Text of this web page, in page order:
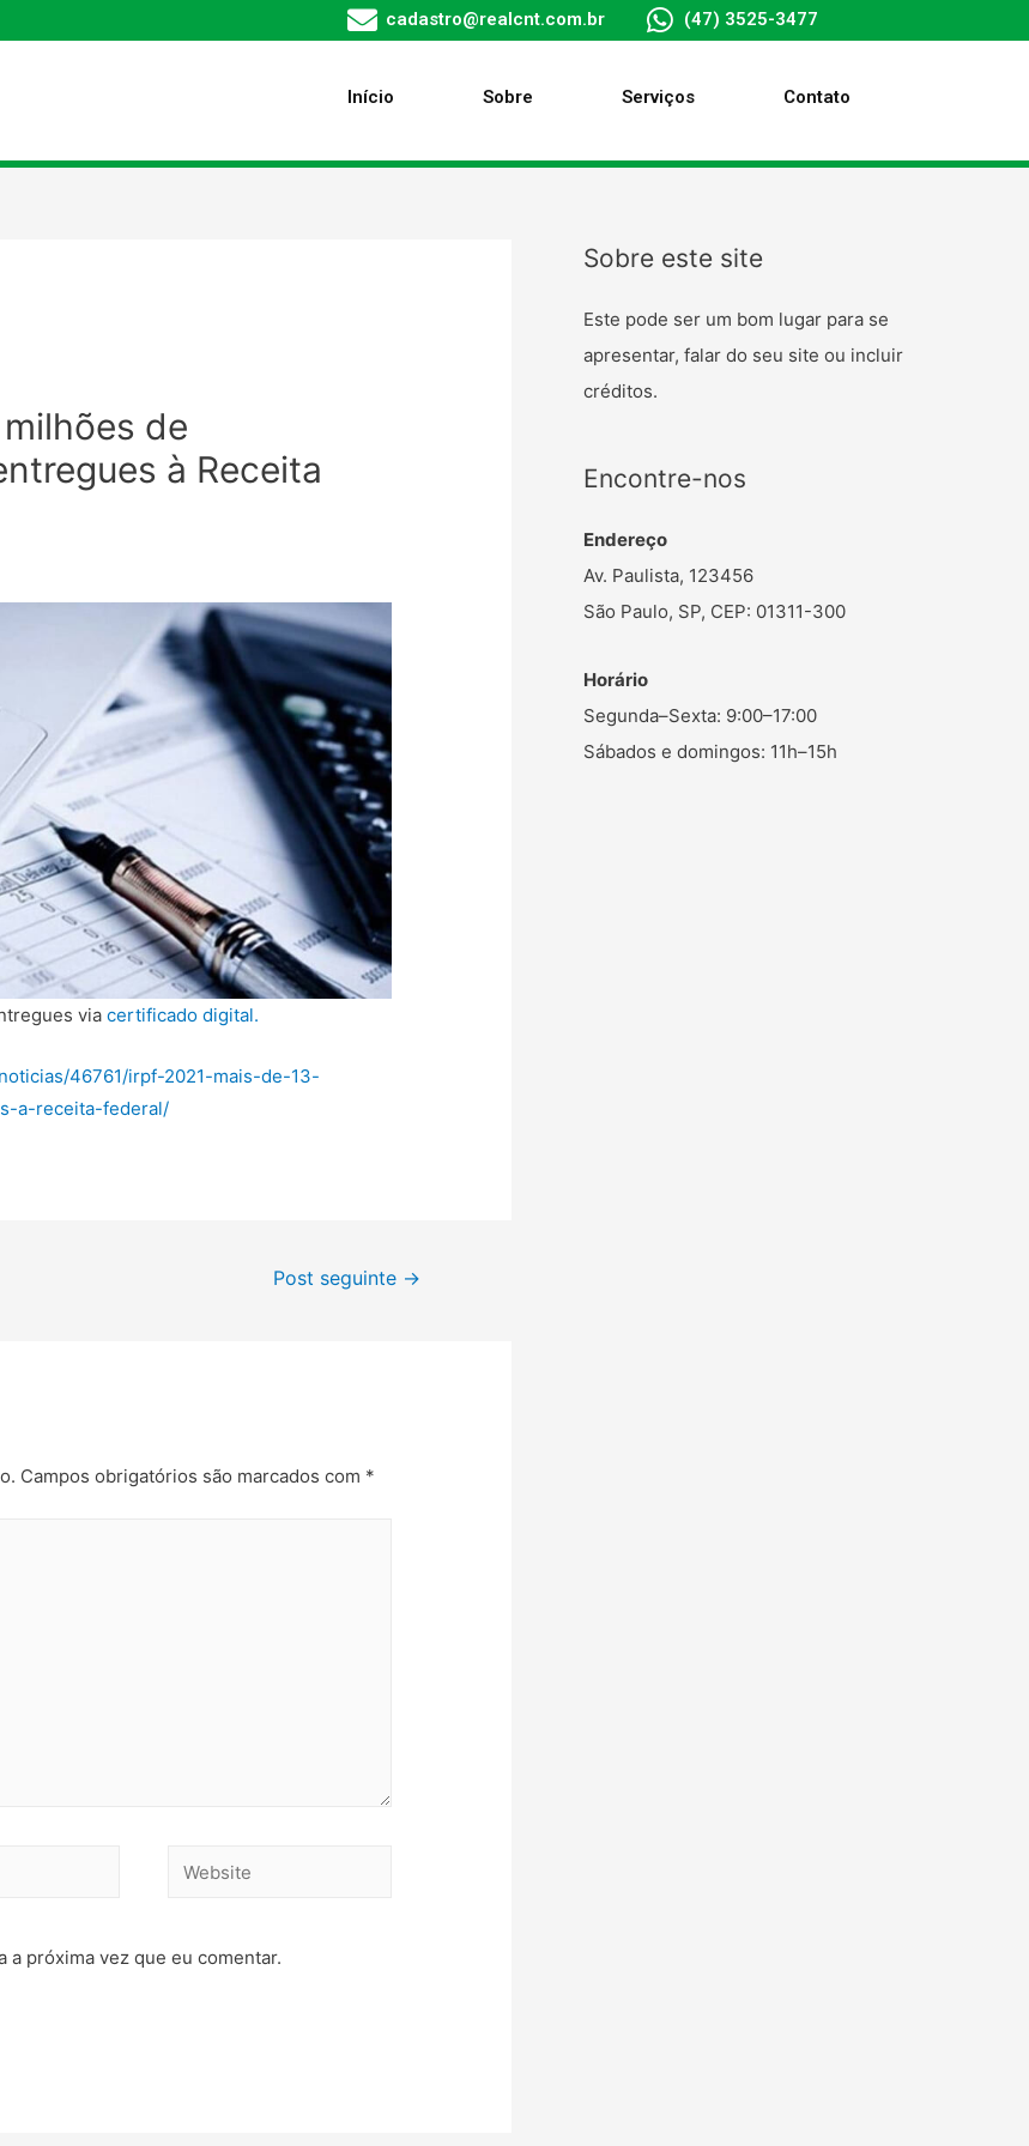
cadastro@realcnt.com.br (47) 3525-3477
Início Sobre Serviços Contato
de
à Receita
viacertificado digital.
46761/irpf-2021-mais-de-13-
a-receita-federal/
Post seguinte →
Campos obrigatórios são marcados com *
a próxima vez que eu comentar.
Sobre este site
Este pode ser um bom lugar para se
apresentar, falar do seu site ou incluir
créditos.
Encontre-nos
Endereço
Av. Paulista, 123456
São Paulo, SP, CEP: 01311-300
Horário
Segunda–Sexta: 9:00–17:00
Sábados e domingos: 11h–15h